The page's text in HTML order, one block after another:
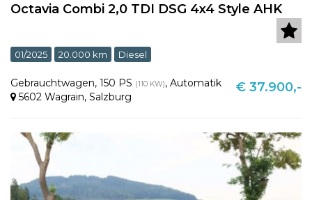
Octavia Combi 2,0 TDI DSG 4x4 Style AHK
01/2025 20.000 km Diesel
Gebrauchtwagen, 150 PS (110 KW), Automatik
5602 Wagrain, Salzburg
€ 37.900,-